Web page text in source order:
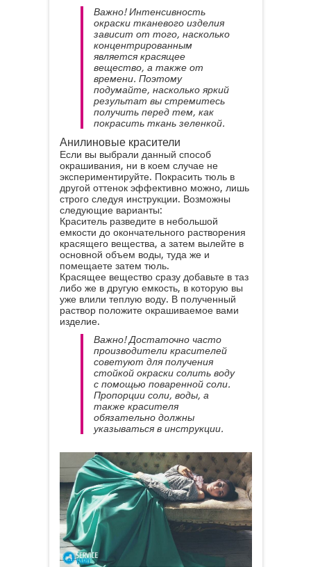
Важно! Интенсивность
окраски тканевого изделия
зависит от того, насколько
концентрированным
является красящее
вещество, а также от
времени. Поэтому
подумайте, насколько яркий
результат вы стремитесь
получить перед тем, как
покрасить ткань зеленкой.
Анилиновые красители
Если вы выбрали данный способ
окрашивания, ни в коем случае не
экспериментируйте. Покрасить тюль в
другой оттенок эффективно можно, лишь
строго следуя инструкции. Возможны
следующие варианты:
Краситель разведите в небольшой
емкости до окончательного растворения
красящего вещества, а затем вылейте в
основной объем воды, туда же и
помещаете затем тюль.
Красящее вещество сразу добавьте в таз
либо же в другую емкость, в которую вы
уже влили теплую воду. В полученный
раствор положите окрашиваемое вами
изделие.
Важно! Достаточно часто
производители красителей
советуют для получения
стойкой окраски солить воду
с помощью поваренной соли.
Пропорции соли, воды, а
также красителя
обязательно должны
указываться в инструкции.